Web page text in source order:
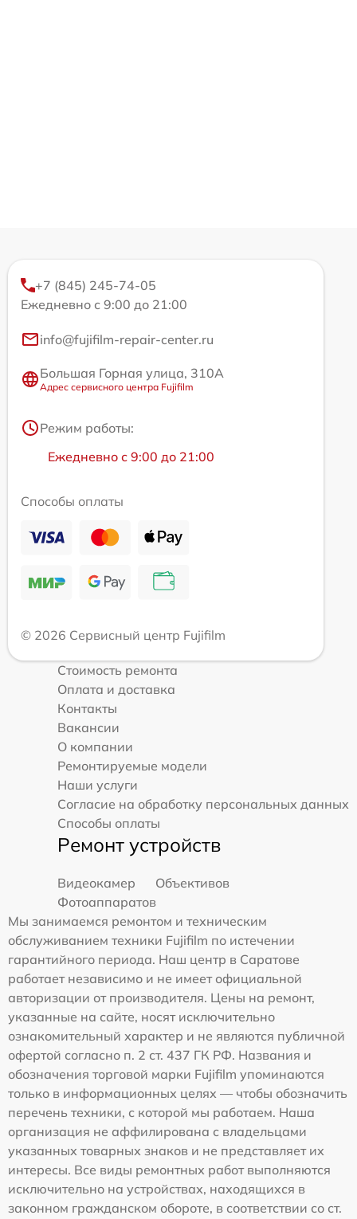
+7 (845) 245-74-05
Ежедневно с 9:00 до 21:00
info@fujifilm-repair-center.ru
Большая Горная улица, 310А
Адрес сервисного центра Fujifilm
Режим работы:
Ежедневно с 9:00 до 21:00
Способы оплаты
© 2026 Сервисный центр Fujifilm
Стоимость ремонта
Оплата и доставка
Контакты
Вакансии
О компании
Ремонтируемые модели
Наши услуги
Согласие на обработку персональных данных
Способы оплаты
Ремонт устройств
Видеокамер
Объективов
Фотоаппаратов
Мы занимаемся ремонтом и техническим
обслуживанием техники Fujifilm по истечении
гарантийного периода. Наш центр в Саратове
работает независимо и не имеет официальной
авторизации от производителя. Цены на ремонт,
указанные на сайте, носят исключительно
ознакомительный характер и не являются публичной
офертой согласно п. 2 ст. 437 ГК РФ. Названия и
обозначения торговой марки Fujifilm упоминаются
только в информационных целях — чтобы обозначить
перечень техники, с которой мы работаем. Наша
организация не аффилирована с владельцами
указанных товарных знаков и не представляет их
интересы. Все виды ремонтных работ выполняются
исключительно на устройствах, находящихся в
законном гражданском обороте, в соответствии со ст.